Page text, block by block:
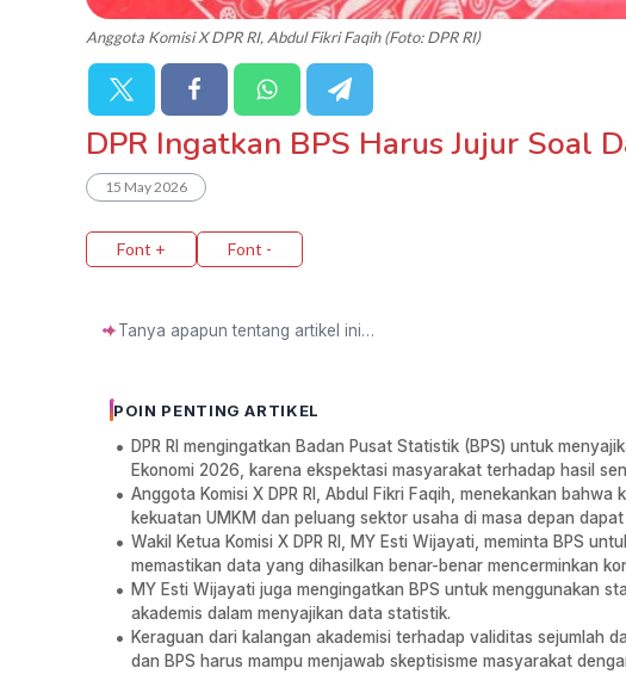
Anggota Komisi X DPR RI, Abdul Fikri Faqih (Foto: DPR RI)
DPR Ingatkan BPS Harus Jujur Soal
15 May 2026
Font + Font -
✦
POIN PENTING ARTIKEL
DPR RI mengingatkan Badan Pusat Statistik (BPS) untuk
Ekonomi 2026, karena ekspektasi masyarakat terhadap hasil
Anggota Komisi X DPR RI, Abdul Fikri Faqih, menekankan
kekuatan UMKM dan peluang sektor usaha di masa depan
Wakil Ketua Komisi X DPR RI, MY Esti Wijayati, meminta BPS
memastikan data yang dihasilkan benar-benar mencerminkan
MY Esti Wijayati juga mengingatkan BPS untuk menggunakan
akademis dalam menyajikan data statistik.
Keraguan dari kalangan akademisi terhadap validitas sejumlah
dan BPS harus mampu menjawab skeptisisme masyarakat